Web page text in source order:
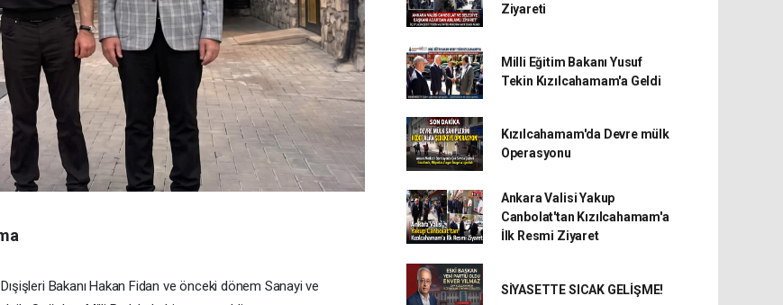
Bakanı Hakan Fidan ve önceki dönem Sanayi ve
Ziyareti
Milli Eğitim Bakanı Yusuf
Tekin Kızılcahamam'a Geldi
Kızılcahamam'da Devre mülk
Operasyonu
Ankara Valisi Yakup
Canbolat'tan Kızılcahamam'a
İlk Resmi Ziyaret
SİYASETTE SICAK GELİŞME!